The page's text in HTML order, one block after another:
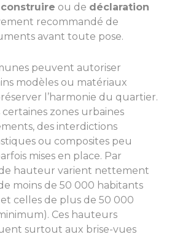
ou de déclaration
recommandé de
avant toute pose.
peuvent autoriser
modèles ou matériaux
l’harmonie du quartier.
zones urbaines
des interdictions
ou composites peu
mises en place. Par
hauteur varient nettement
moins de 50 000 habitants
celles de plus de 50 000
Ces hauteurs
surtout aux brise-vues